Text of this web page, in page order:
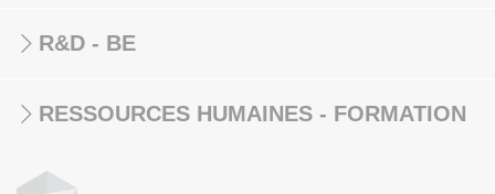
R&D - BE
RESSOURCES HUMAINES - FORMATION